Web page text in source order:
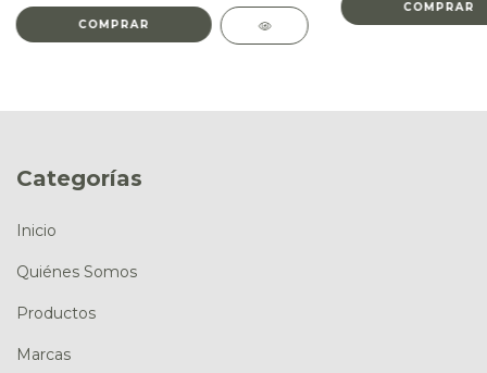
Categorías
Inicio
Quiénes Somos
Productos
Marcas